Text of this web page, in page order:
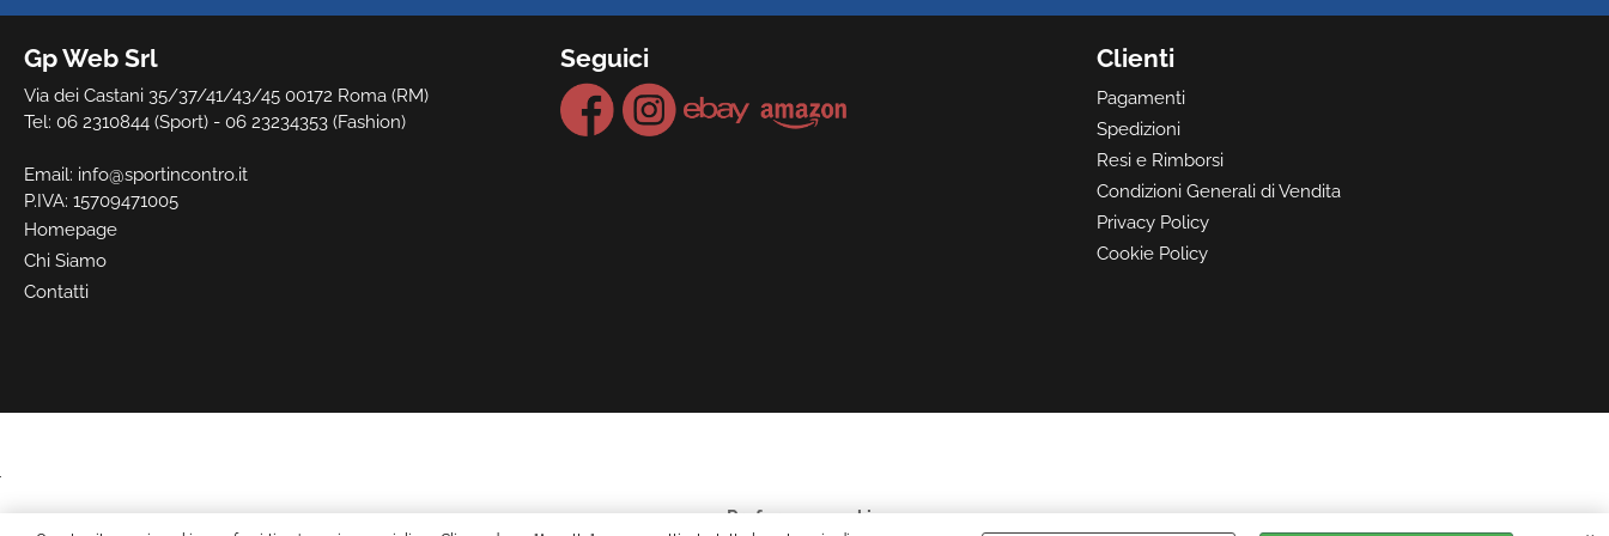
Gp Web Srl
Via dei Castani 35/37/41/43/45 00172 Roma (RM)
Tel: 06 2310844 (Sport) - 06 23234353 (Fashion)
Email: info@sportincontro.it
P.IVA: 15709471005
Homepage
Chi Siamo
Contatti
Seguici Clienti
Pagamenti
Spedizioni
Resi e Rimborsi
Condizioni Generali di Vendita
Privacy Policy
Cookie Policy
Preferenze cookie